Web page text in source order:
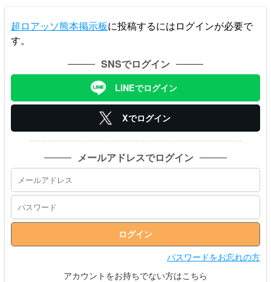
超ロアッソ熊本掲示板に投稿するにはログインが必要で
す。
SNSでログイン
LINEでログイン
Xでログイン
メールアドレスでログイン
パスワードをお忘れの方
アカウントをお持ちでない方はこちら